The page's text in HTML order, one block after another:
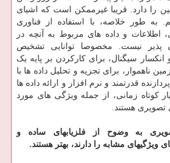
زمین را دارد. قریبا غیرممکن است که اشیای
به طور خلاصه، با استفاده از فناوری
اطلاعات و داده های مربوط به آنچه در
پذیر نیست. مخصوصا توانایی تشخیص
سیگنال، برای کارکردن بر پایه یک
ناهموار، برای تجزیه و تحلیل داده ها با
قدرتمند و نرم افزار و ارائه داده ها
کوتاه زمانی، از جمله ویژگی های مورد
تصویری هستند.
به وضوح از فلزیابهای ساده و
ویژگیهای مشابه را دارند، بهتر هستند.